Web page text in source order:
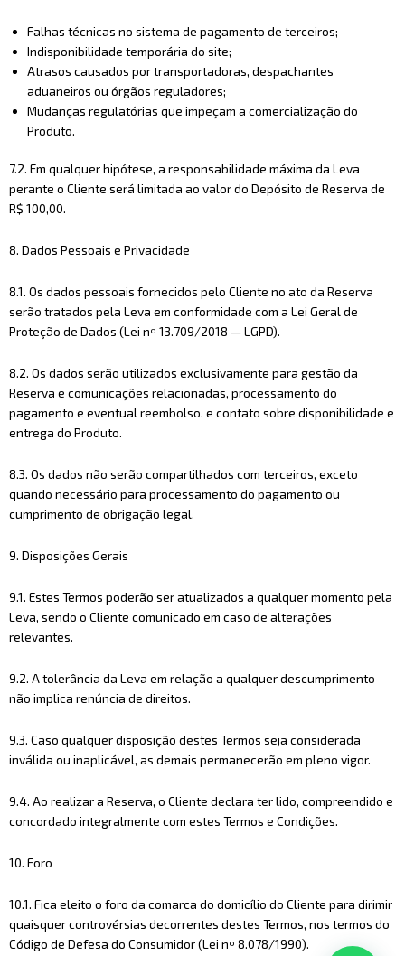
Falhas técnicas no sistema de pagamento de terceiros;
Indisponibilidade temporária do site;
Atrasos causados por transportadoras, despachantes
aduaneiros ou órgãos reguladores;
Mudanças regulatórias que impeçam a comercialização do
Produto.
7.2. Em qualquer hipótese, a responsabilidade máxima da Leva
perante o Cliente será limitada ao valor do Depósito de Reserva de
R$ 100,00.
8. Dados Pessoais e Privacidade
8.1. Os dados pessoais fornecidos pelo Cliente no ato da Reserva
serão tratados pela Leva em conformidade com a Lei Geral de
Proteção de Dados (Lei nº 13.709/2018 — LGPD).
8.2. Os dados serão utilizados exclusivamente para gestão da
Reserva e comunicações relacionadas, processamento do
pagamento e eventual reembolso, e contato sobre disponibilidade e
entrega do Produto.
8.3. Os dados não serão compartilhados com terceiros, exceto
quando necessário para processamento do pagamento ou
cumprimento de obrigação legal.
9. Disposições Gerais
9.1. Estes Termos poderão ser atualizados a qualquer momento pela
Leva, sendo o Cliente comunicado em caso de alterações
relevantes.
9.2. A tolerância da Leva em relação a qualquer descumprimento
não implica renúncia de direitos.
9.3. Caso qualquer disposição destes Termos seja considerada
inválida ou inaplicável, as demais permanecerão em pleno vigor.
9.4. Ao realizar a Reserva, o Cliente declara ter lido, compreendido e
concordado integralmente com estes Termos e Condições.
10. Foro
10.1. Fica eleito o foro da comarca do domicílio do Cliente para dirimir
quaisquer controvérsias decorrentes destes Termos, nos termos do
Código de Defesa do Consumidor (Lei nº 8.078/1990).